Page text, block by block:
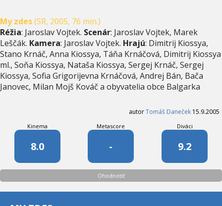
My zdes(SR, 2005, 76 min.)
Réžia: Jaroslav Vojtek. Scenár: Jaroslav Vojtek, Marek
Leščák. Kamera: Jaroslav Vojtek. Hrajú: Dimitrij Kiossya,
Stano Krnáč, Anna Kiossya, Táňa Krnáčová, Dimitrij Kiossya
ml., Soňa Kiossya, Nataša Kiossya, Sergej Krnáč, Sergej
Kiossya, Sofia Grigorijevna Krnáčová, Andrej Bán, Bača
Janovec, Milan Mojš Kováč a obyvatelia obce Balgarka
autorTomáš Daneček 15.9.2005
Kinema
8.0
Metascore
-
Diváci
9.2
Ohodnotiť